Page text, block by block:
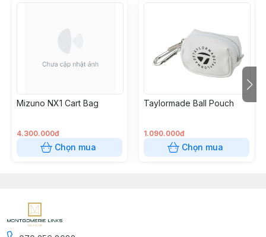
Mizuno NX1 Cart Bag
4.300.000đ
Chọn mua
Taylormade Ball Pouch
1.090.000đ
Chọn mua